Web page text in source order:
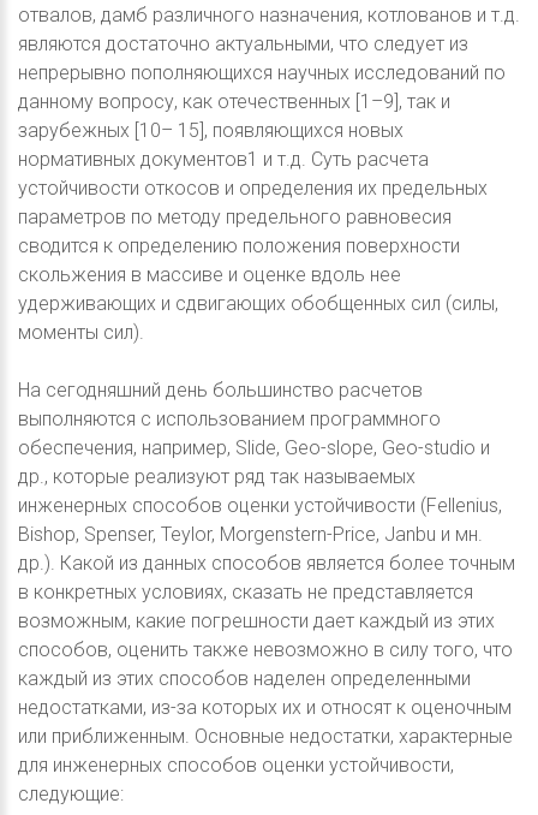
отвалов, дамб различного назначения, котлованов и т.д.
являются достаточно актуальными, что следует из
непрерывно пополняющихся научных исследований по
данному вопросу, как отечественных [1–9], так и
зарубежных [10– 15], появляющихся новых
нормативных документов1 и т.д. Суть расчета
устойчивости откосов и определения их предельных
параметров по методу предельного равновесия
сводится к определению положения поверхности
скольжения в массиве и оценке вдоль нее
удерживающих и сдвигающих обобщенных сил (силы,
моменты сил).
На сегодняшний день большинство расчетов
выполняются с использованием программного
обеспечения, например, Slide, Geo-slope, Geo-studio и
др., которые реализуют ряд так называемых
инженерных способов оценки устойчивости (Fellenius,
Bishop, Spenser, Teylor, Morgenstern-Price, Janbu и мн.
др.). Какой из данных способов является более точным
в конкретных условиях, сказать не представляется
возможным, какие погрешности дает каждый из этих
способов, оценить также невозможно в силу того, что
каждый из этих способов наделен определенными
недостатками, из-за которых их и относят к оценочным
или приближенным. Основные недостатки, характерные
для инженерных способов оценки устойчивости,
следующие: